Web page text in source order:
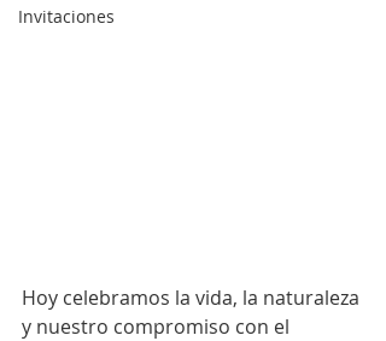
Invitaciones
Hoy celebramos la vida, la naturaleza
y nuestro compromiso con el